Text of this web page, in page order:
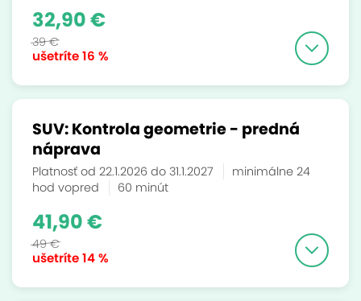
ušetríte16 %
32,90 €
39 €
SUV: Kontrola geometrie - predná
náprava
Platnosť od 22.1.2026 do 31.1.2027
minimálne 24
hod vopred
60 minút
ušetríte14 %
41,90 €
49 €